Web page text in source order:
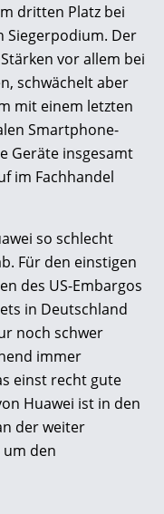
dritten Platz bei
Siegerpodium. Der
vor allem bei
schwächelt aber
mit einem letzten
Smartphone-
Geräte insgesamt
im Fachhandel
so schlecht
Für den einstigen
des US-Embargos
in Deutschland
noch schwer
immer
einst recht gute
Huawei ist in den
der weiter
den